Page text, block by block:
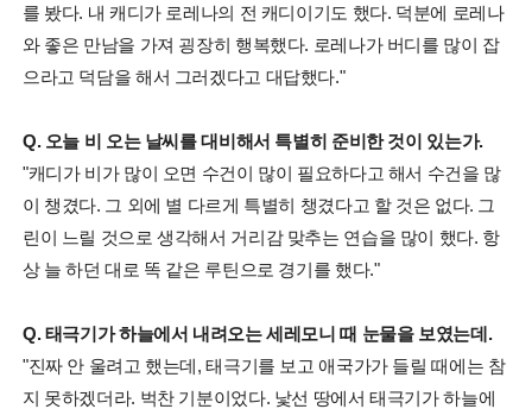
를 봤다. 내 캐디가 로레나의 전 캐디이기도 했다. 덕분에 로레나
와 좋은 만남을 가져 굉장히 행복했다. 로레나가 버디를 많이 잡
으라고 덕담을 해서 그러겠다고 대답했다."
Q. 오늘 비 오는 날씨를 대비해서 특별히 준비한 것이 있는가.
"캐디가 비가 많이 오면 수건이 많이 필요하다고 해서 수건을 많
이 챙겼다. 그 외에 별 다르게 특별히 챙겼다고 할 것은 없다. 그
린이 느릴 것으로 생각해서 거리감 맞추는 연습을 많이 했다. 항
상 늘 하던 대로 똑 같은 루틴으로 경기를 했다."
Q. 태극기가 하늘에서 내려오는 세레모니 때 눈물을 보였는데.
"진짜 안 울려고 했는데, 태극기를 보고 애국가가 들릴 때에는 참
지 못하겠더라. 벅찬 기분이었다. 낯선 땅에서 태극기가 하늘에